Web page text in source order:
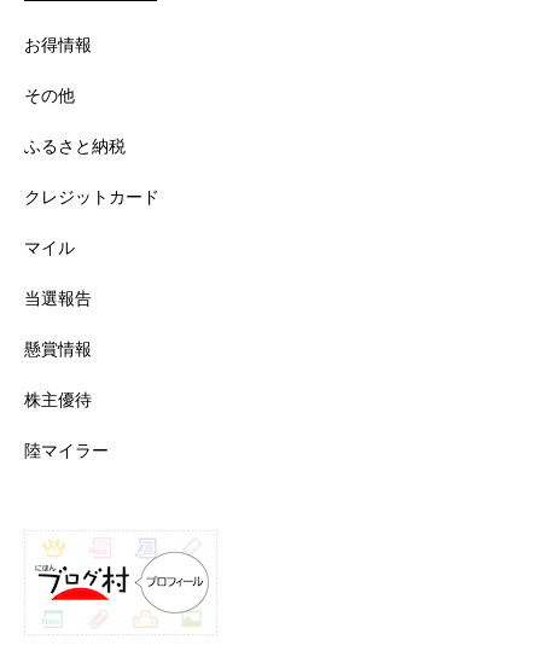
お得情報
その他
ふるさと納税
クレジットカード
マイル
当選報告
懸賞情報
株主優待
陸マイラー